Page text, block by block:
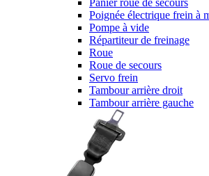
Panier roue de secours
Poignée électrique frein à
Pompe à vide
Répartiteur de freinage
Roue
Roue de secours
Servo frein
Tambour arrière droit
Tambour arrière gauche